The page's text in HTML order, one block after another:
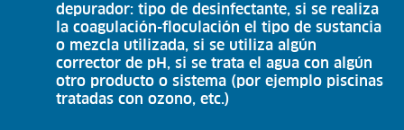
depurador: tipo de desinfectante, si se realiza
la coagulación-floculación el tipo de sustancia
o mezcla utilizada, si se utiliza algún
corrector de pH, si se trata el agua con algún
otro producto o sistema (por ejemplo piscinas
tratadas con ozono, etc.)